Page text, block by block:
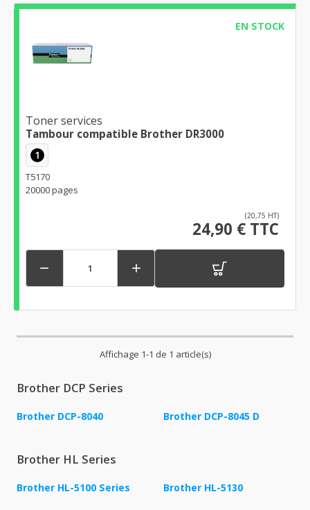
EN STOCK
Toner services
Tambour compatible Brother DR3000
1
T5170
20000 pages
(20,75 HT)
24,90 € TTC
 
Affichage 1-1 de 1 article(s)
Brother DCP Series
Brother DCP-8040 Brother DCP-8045 D
Brother HL Series
Brother HL-5100 Series Brother HL-5130